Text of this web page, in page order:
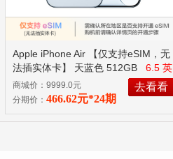
Apple iPhone Air 【仅支持eSIM，无
法插实体卡】 天蓝色 512GB
6.5 英
寸、 A19 Pro 芯片
商城价：9999.0元
分期价： 466.62元*24期
去看看